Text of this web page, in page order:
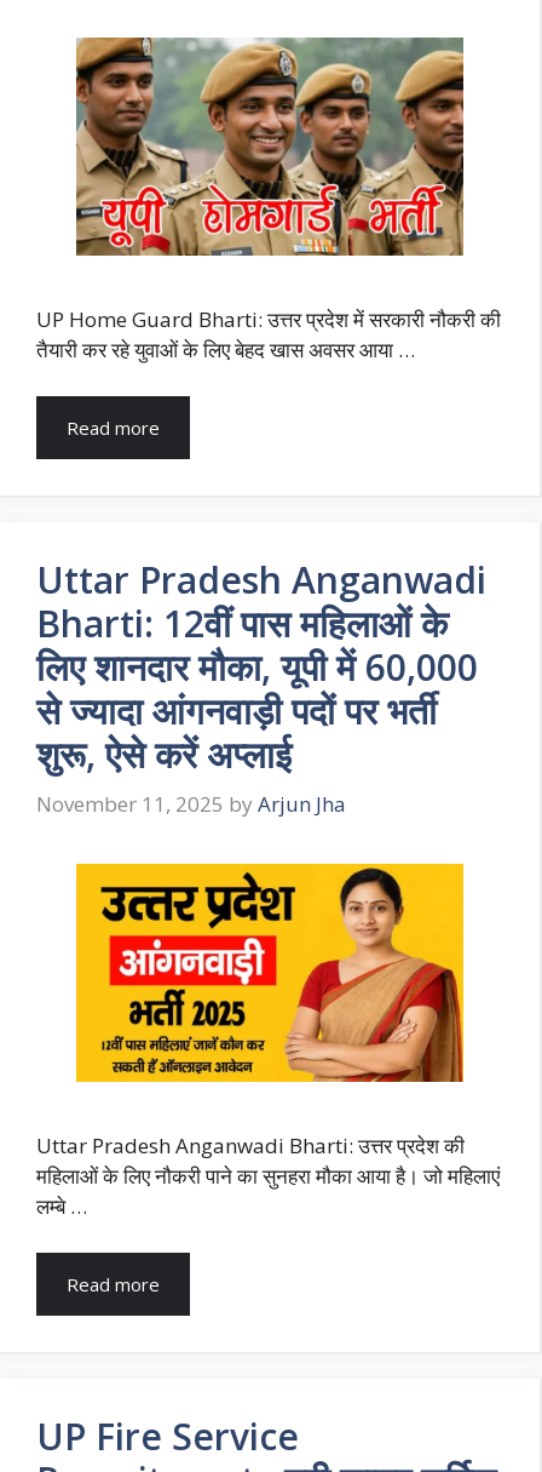
UP Home Guard Bharti: उत्तर प्रदेश में सरकारी नौकरी की
तैयारी कर रहे युवाओं के लिए बेहद खास अवसर आया …
Read more
Uttar Pradesh Anganwadi
Bharti: 12वीं पास महिलाओं के
लिए शानदार मौका, यूपी में 60,000
से ज्यादा आंगनवाड़ी पदों पर भर्ती
शुरू, ऐसे करें अप्लाई
November 11, 2025 by Arjun Jha
Uttar Pradesh Anganwadi Bharti: उत्तर प्रदेश की
महिलाओं के लिए नौकरी पाने का सुनहरा मौका आया है। जो महिलाएं
लम्बे …
Read more
UP Fire Service